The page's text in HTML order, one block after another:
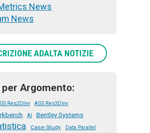
News
News
ADALTA NOTIZIE
per Argomento:
Res2DInv AGS Res3DInv
AI Bentley Systems
Case Study Data Parallel